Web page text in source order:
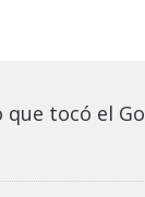
que tocó el